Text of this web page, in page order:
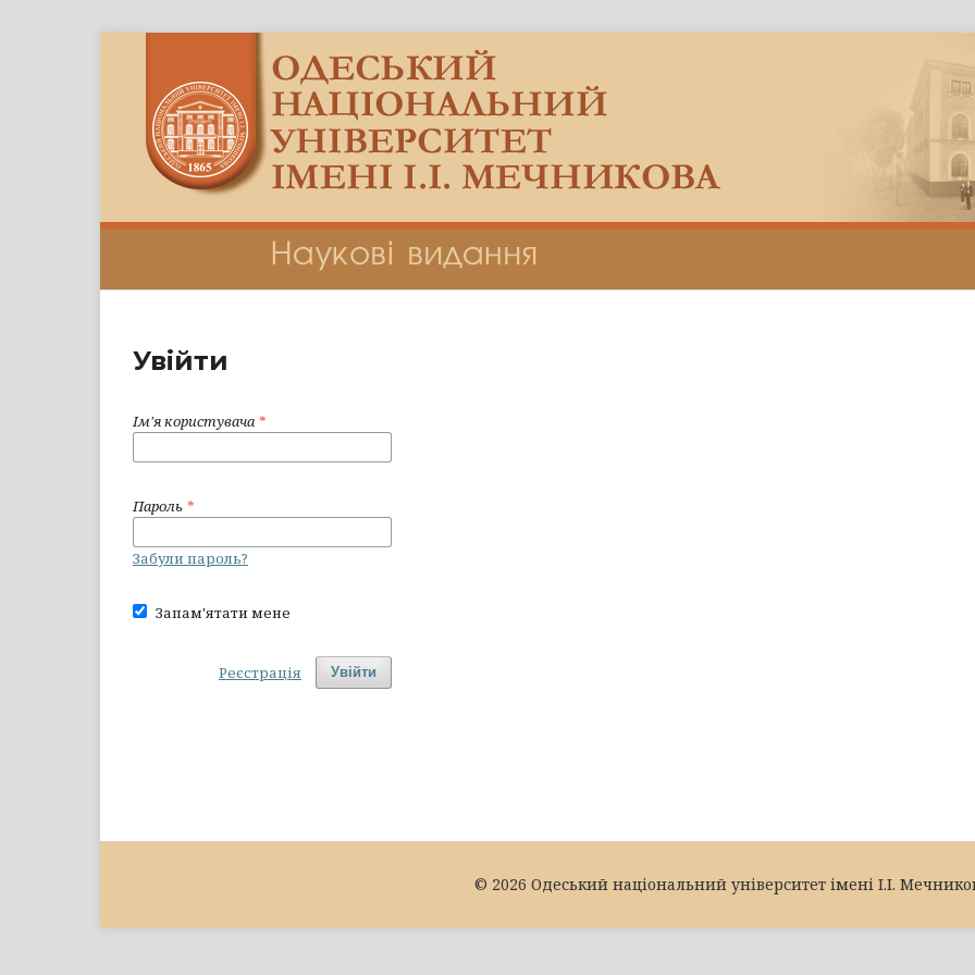
Увійти
Ім'я користувача *
Пароль *
Забули пароль?
Запам'ятати мене
Увійти
Реєстрація
© 2026 Одеський національний університет імені І.І.